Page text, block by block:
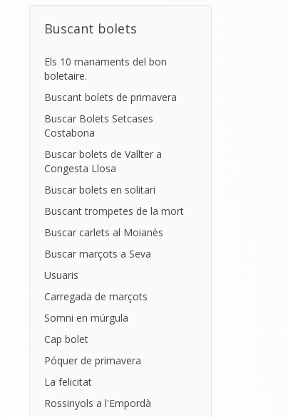
Buscant bolets
Els 10 manaments del bon
boletaire.
Buscant bolets de primavera
Buscar Bolets Setcases
Costabona
Buscar bolets de Vallter a
Congesta Llosa
Buscar bolets en solitari
Buscant trompetes de la mort
Buscar carlets al Moianès
Buscar marçots a Seva
Usuaris
Carregada de marçots
Somni en múrgula
Cap bolet
Póquer de primavera
La felicitat
Rossinyols a l'Empordà